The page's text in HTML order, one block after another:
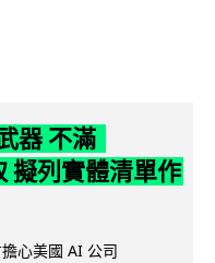
器 不滿
列實體清單作
心美國 AI 公司